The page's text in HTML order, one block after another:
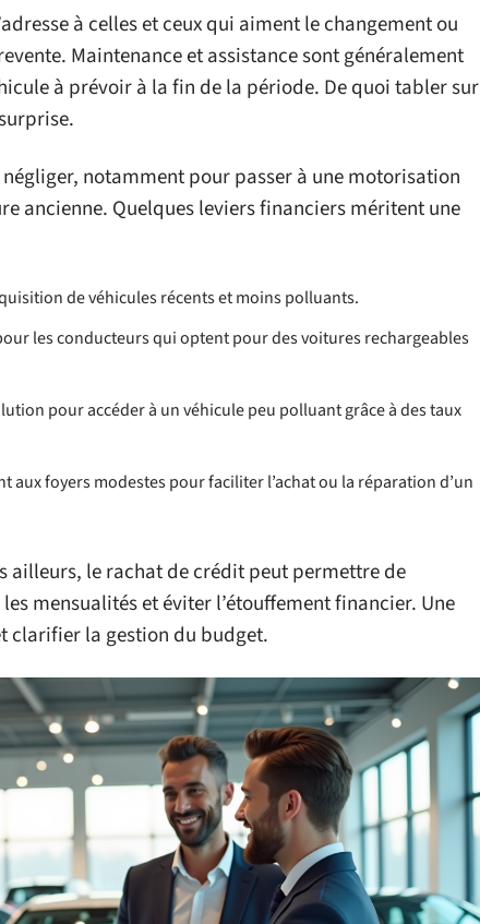
à celles et ceux qui aiment le changement ou
Maintenance et assistance sont généralement
à prévoir à la fin de la période. De quoi tabler sur
notamment pour passer à une motorisation
ancienne. Quelques leviers financiers méritent une
de véhicules récents et moins polluants.
les conducteurs qui optent pour des voitures rechargeables
pour accéder à un véhicule peu polluant grâce à des taux
aux foyers modestes pour faciliter l’achat ou la réparation d’un
ailleurs, le rachat de crédit peut permettre de
mensualités et éviter l’étouffement financier. Une
clarifier la gestion du budget.